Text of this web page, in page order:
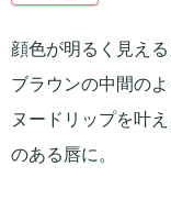
顔色が明るく見え
ブラウンの中間の
ヌードリップを叶
のある唇に。